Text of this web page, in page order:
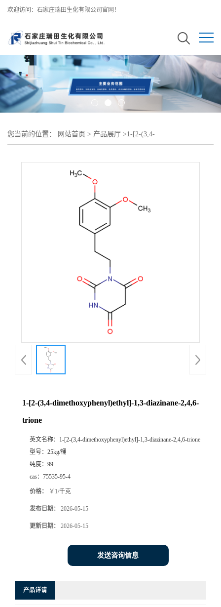
欢迎访问：石家庄瑞田生化有限公司官网！
您当前的位置： 网站首页 > 产品展厅 >1-[2-(3,4-
1-[2-(3,4-dimethoxyphenyl)ethyl]-1,3-diazinane-2,4,6-
trione
英文名称： 1-[2-(3,4-dimethoxyphenyl)ethyl]-1,3-diazinane-2,4,6-trione
型号： 25kg/桶
纯度： 99
cas： 75535-95-4
价格： ￥1/千克
发布日期： 2026-05-15
更新日期： 2026-05-15
发送咨询信息
产品详请